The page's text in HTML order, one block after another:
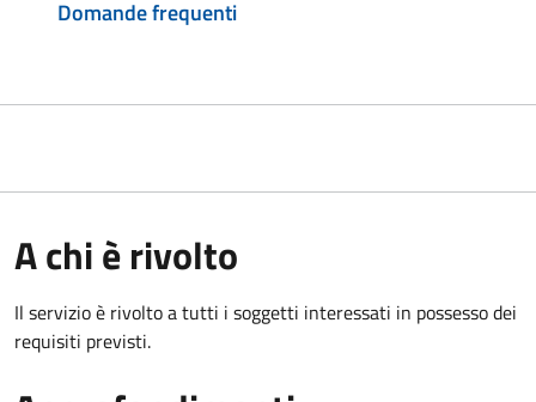
Domande frequenti
A chi è rivolto
Il servizio è rivolto a tutti i soggetti interessati in possesso dei
requisiti previsti.